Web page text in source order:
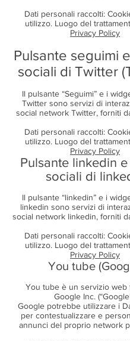
Dati personali raccolti:
utilizzo. Luogo del
Privacy Policy
Pulsante seguimi
sociali di Twitter
Il pulsante “Seguimi” e i
Twitter sono servizi di
social network Twitter, forniti
Dati personali raccolti:
utilizzo. Luogo del
Privacy Policy
Pulsante linkedin
sociali di
Il pulsante “linkedin” e i
linkedin sono servizi di
social network linkedin, forniti
Dati personali raccolti:
utilizzo. Luogo del
Privacy Policy
You tube
You tube è un servizio web
Google Inc.
Google potrebbe utilizzare i
per contestualizzare e
annunci del proprio network